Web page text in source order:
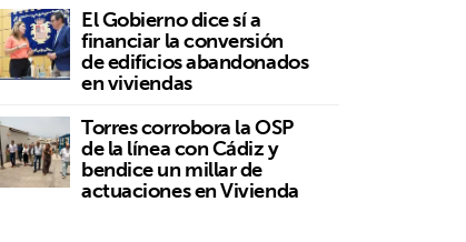
El Gobierno dice sí a
financiar la conversión
de edificios abandonados
en viviendas
Torres corrobora la OSP
de la línea con Cádiz y
bendice un millar de
actuaciones en Vivienda